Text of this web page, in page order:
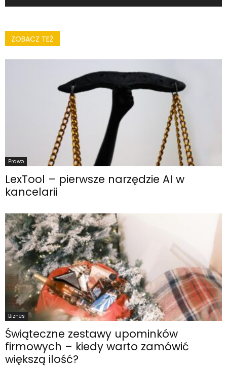
ZOBACZ TEŻ
Prawo
LexTool – pierwsze narzędzie AI w
kancelarii
Biznes
Świąteczne zestawy upominków
firmowych – kiedy warto zamówić
większą ilość?